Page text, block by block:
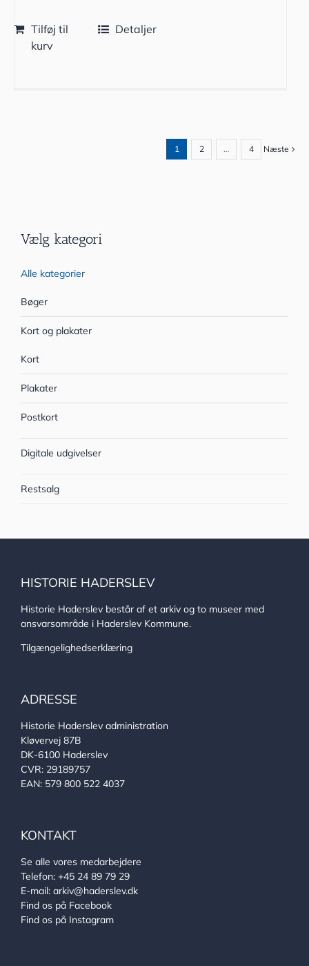
Tilføj til
kurv
Detaljer
1 2 … 4 Næste
Vælg kategori
Alle kategorier
Bøger
Kort og plakater
Kort
Plakater
Postkort
Digitale udgivelser
Restsalg
HISTORIE HADERSLEV
Historie Haderslev består af et arkiv og to museer med
ansvarsområde i Haderslev Kommune.
Tilgængelighedserklæring
ADRESSE
Historie Haderslev administration
Kløvervej 87B
DK-6100 Haderslev
CVR: 29189757
EAN: 579 800 522 4037
KONTAKT
Se alle vores medarbejdere
Telefon: +45 24 89 79 29
E-mail: arkiv@haderslev.dk
Find os på Facebook
Find os på Instagram